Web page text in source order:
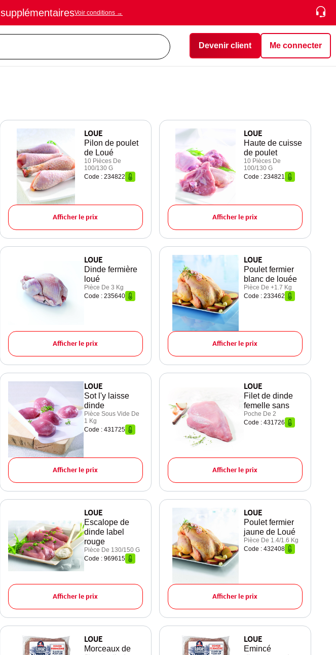
supplémentairesVoir conditions →
Devenir client Me connecter
LOUE
Pilon de poulet
de Loué
10 Pièces De
100/130 G
Code : 234822
Afficher le prix
LOUE
Haute de cuisse
de poulet
10 Pièces De
100/130 G
Code : 234821
Afficher le prix
LOUE
Dinde fermière
loué
Pièce De 3 Kg
Code : 235640
Afficher le prix
LOUE
Poulet fermier
blanc de louée
Pièce De +1.7 Kg
Code : 233462
Afficher le prix
LOUE
Sot l'y laisse
dinde
Pièce Sous Vide De
1 Kg
Code : 431725
Afficher le prix
LOUE
Filet de dinde
femelle sans
Poche De 2
Code : 431726
Afficher le prix
LOUE
Escalope de
dinde label
rouge
Pièce De 130/150 G
Code : 969615
Afficher le prix
LOUE
Poulet fermier
jaune de Loué
Pièce De 1.4/1.6 Kg
Code : 432408
Afficher le prix
LOUE
Morceaux de
LOUE
Emincé